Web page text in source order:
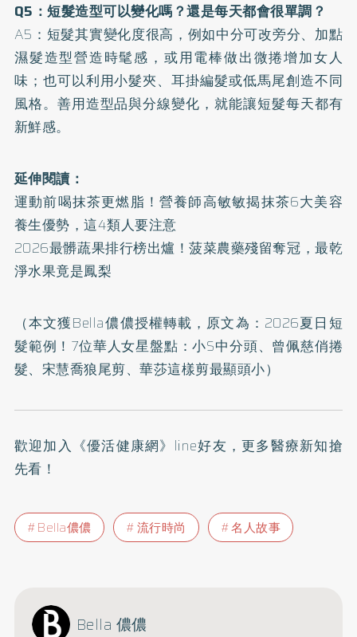
Q5：短髮造型可以變化嗎？還是每天都會很單調？
A5：短髮其實變化度很高，例如中分可改旁分、加點
濕髮造型營造時髦感，或用電棒做出微捲增加女人
味；也可以利用小髮夾、耳掛編髮或低馬尾創造不同
風格。善用造型品與分線變化，就能讓短髮每天都有
新鮮感。
延伸閱讀：
運動前喝抹茶更燃脂！營養師高敏敏揭抹茶6大美容
養生優勢，這4類人要注意
2026最髒蔬果排行榜出爐！菠菜農藥殘留奪冠，最乾
淨水果竟是鳳梨
（本文獲Bella儂儂授權轉載，原文為： 2026夏日短
髮範例！7位華人女星盤點：小S中分頭、曾佩慈俏捲
髮、宋慧喬狼尾剪、華莎這樣剪最顯頭小）
歡迎加入 《優活健康網》line好友 ，更多醫療新知搶
先看！
Bella儂儂 流行時尚 名人故事
Bella 儂儂